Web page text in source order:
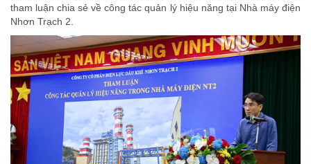
tham luận chia sẻ về công tác quản lý hiệu năng tại Nhà máy điện
Nhơn Trạch 2.